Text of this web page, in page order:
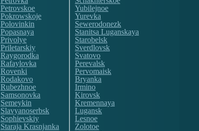
Petrovskoe
Pokrowskoje
Polovinkin
Popasnaya
Privolye
Priletarskiy
Raygorodka
Rafaylovka
Rovenki
Rodakovo
Rubezhnoe
Samsonovka
Semeykin
Slavyanoserbsk
Sophievskiy
Staraja Krasnjanka
Yubilejnoe
Yurevka
Sewerodonezk
Stanitsa Luganskaya
Starobelsk
Sverdlovsk
Svatovo
Perevalsk
Pervomaisk
Bryanka
Irmino
Kirovsk
Kremennaya
Lugansk
Lesnoe
Zolotoe